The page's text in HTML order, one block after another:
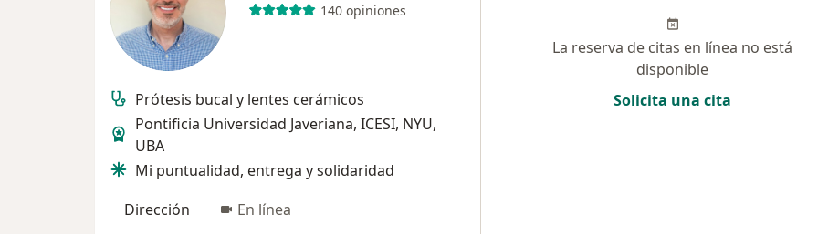
140 opiniones
Prótesis bucal y lentes cerámicos
Pontificia Universidad Javeriana, ICESI, NYU,
UBA
Mi puntualidad, entrega y solidaridad
Dirección
En línea
La reserva de citas en línea no está
disponible
Solicita una cita